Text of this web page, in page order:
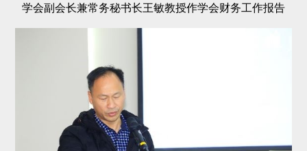
学会副会长兼常务秘书长王敏教授作学会财务工作报告